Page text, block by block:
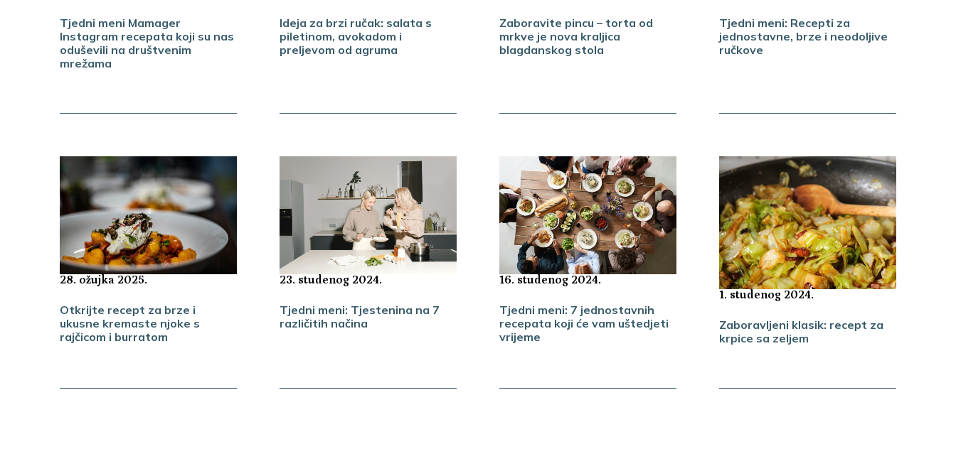
Tjedni meni Mamager
Instagram recepata koji su nas
oduševili na društvenim
mrežama
Ideja za brzi ručak: salata s
piletinom, avokadom i
preljevom od agruma
Zaboravite pincu – torta od
mrkve je nova kraljica
blagdanskog stola
Tjedni meni: Recepti za
jednostavne, brze i neodoljive
ručkove
28. ožujka 2025.
Otkrijte recept za brze i
ukusne kremaste njoke s
rajčicom i burratom
23. studenog 2024.
Tjedni meni: Tjestenina na 7
različitih načina
16. studenog 2024.
Tjedni meni: 7 jednostavnih
recepata koji će vam uštedjeti
vrijeme
1. studenog 2024.
Zaboravljeni klasik: recept za
krpice sa zeljem